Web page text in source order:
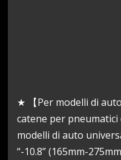
★ 【Per modelli di
catene per
modelli di auto
“-10.8” (165mm-